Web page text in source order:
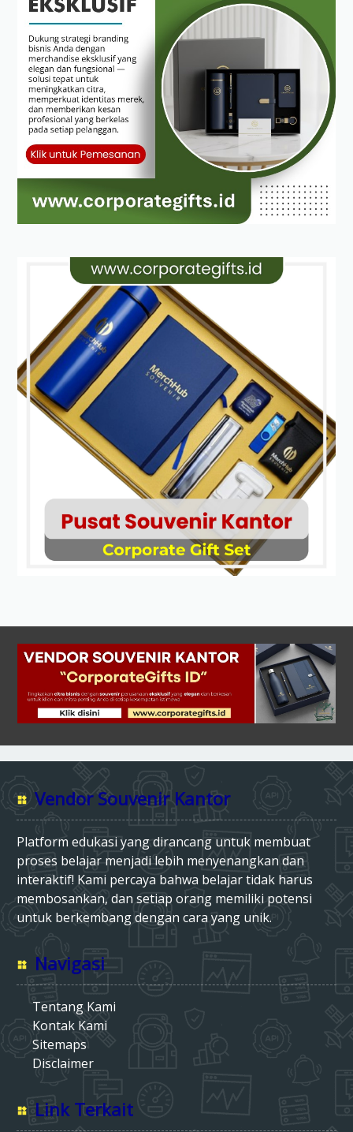
Vendor Souvenir Kantor
Platform edukasi yang dirancang untuk membuat
proses belajar menjadi lebih menyenangkan dan
interaktif! Kami percaya bahwa belajar tidak harus
membosankan, dan setiap orang memiliki potensi
untuk berkembang dengan cara yang unik.
Navigasi
Tentang Kami
Kontak Kami
Sitemaps
Disclaimer
Link Terkait